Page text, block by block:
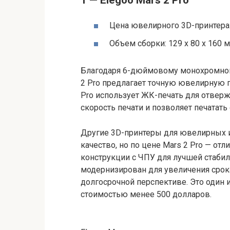
Цена ювелирного 3D-
Объем сборки: 129 x 80 x 160
Благодаря 6-дюймовому
2 Pro предлагает точную ювелирную
Pro использует ЖК-печать для
скорость печати и позволяет
Другие 3D-принтеры для ювелирных
качество, но по цене Mars 2 Pro —
конструкции с ЧПУ для лучшей
модернизирован для увеличения
долгосрочной перспективе. Это
стоимостью менее 500 долларов.